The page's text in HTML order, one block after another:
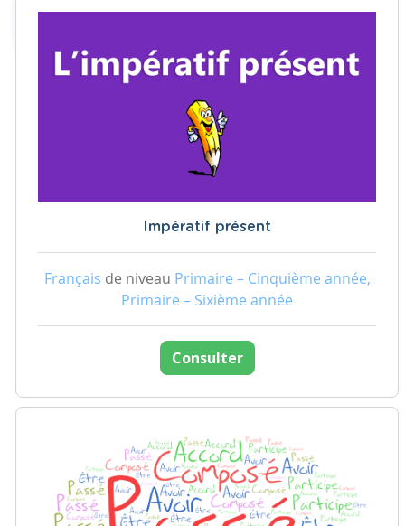
Impératif présent
Français de niveau Primaire – Cinquième année,
Primaire – Sixième année
Consulter